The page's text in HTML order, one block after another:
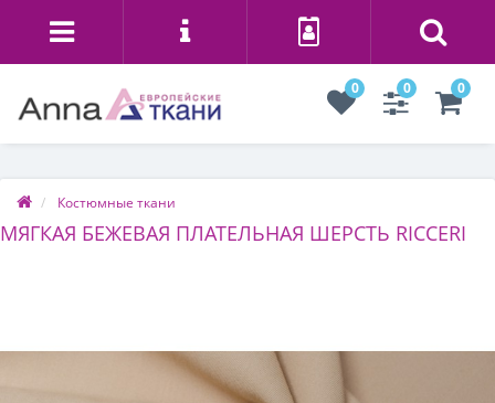
0 0 0
Костюмные ткани
МЯГКАЯ БЕЖЕВАЯ ПЛАТЕЛЬНАЯ ШЕРСТЬ RICCERI